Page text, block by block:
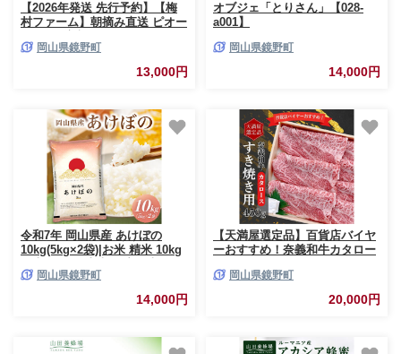
【2026年発送 先行予約】【梅
村ファーム】朝摘み直送 ピオー
【030-a021】
岡山県鏡野町
13,000円
オブジェ「とりさん」【028-
a001】
岡山県鏡野町
14,000円
令和7年 岡山県産 あけぼの
10kg(5kg×2袋)|お米 精米 10kg
【055-a002】
岡山県鏡野町
14,000円
【天満屋選定品】百貨店バイヤ
ーおすすめ！奈義和牛カタロー
岡山県鏡野町
20,000円